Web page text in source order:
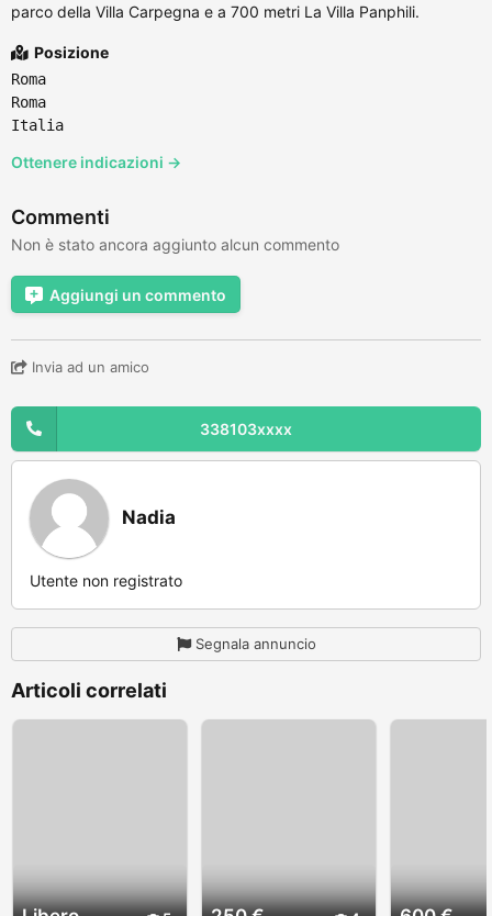
parco della Villa Carpegna e a 700 metri La Villa Panphili.
Posizione
Roma
Roma
Italia
Ottenere indicazioni →
Commenti
Non è stato ancora aggiunto alcun commento
Aggiungi un commento
Invia ad un amico
338103xxxx
Nadia
Utente non registrato
Segnala annuncio
Articoli correlati